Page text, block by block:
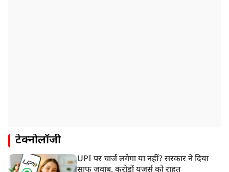
टेक्नोलॉजी
UPI पर चार्ज लगेगा या नहीं? सरकार ने दिया